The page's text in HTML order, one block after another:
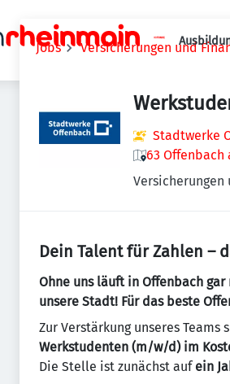
Jobs Versicherungen und
Stadtwerke
63 Offenbach
Versicherungen
Dein Talent für Zahlen –
Ohne uns läuft in Offenbach
unsere Stadt! Für das beste
Zur Verstärkung unseres Teams
Werkstudenten (m/w/d) im
Die Stelle ist zunächst aufein